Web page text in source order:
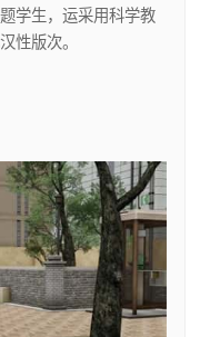
学生，运采用科学教
性版次。